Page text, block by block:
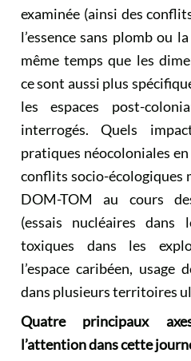
examinée (ainsi des
l’essence sans plomb ou
même temps que les
ce sont aussi plus
les espaces post-
interrogés. Quels
pratiques néocoloniales
conflits socio-écologiques
DOM-TOM au cours
(essais nucléaires dans
toxiques dans les
l’espace caribéen, usage
dans plusieurs territoires
Quatre principaux
l’attention dans cette